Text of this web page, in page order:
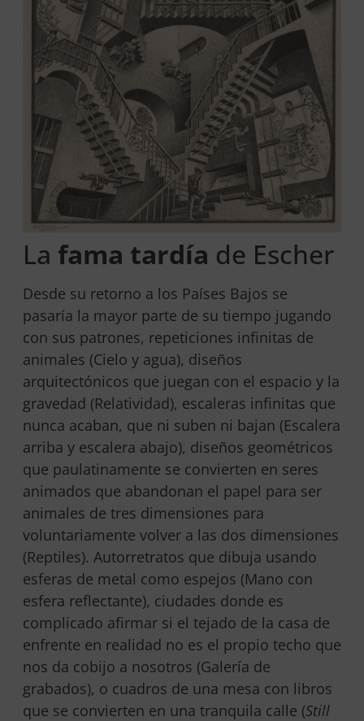
La fama tardía de Escher
Desde su retorno a los Países Bajos se
pasaría la mayor parte de su tiempo jugando
con sus patrones, repeticiones infinitas de
animales (Cielo y agua), diseños
arquitectónicos que juegan con el espacio y la
gravedad (Relatividad), escaleras infinitas que
nunca acaban, que ni suben ni bajan (Escalera
arriba y escalera abajo), diseños geométricos
que paulatinamente se convierten en seres
animados que abandonan el papel para ser
animales de tres dimensiones para
voluntariamente volver a las dos dimensiones
(Reptiles). Autorretratos que dibuja usando
esferas de metal como espejos (Mano con
esfera reflectante), ciudades donde es
complicado afirmar si el tejado de la casa de
enfrente en realidad no es el propio techo que
nos da cobijo a nosotros (Galería de
grabados), o cuadros de una mesa con libros
que se convierten en una tranquila calle (Still